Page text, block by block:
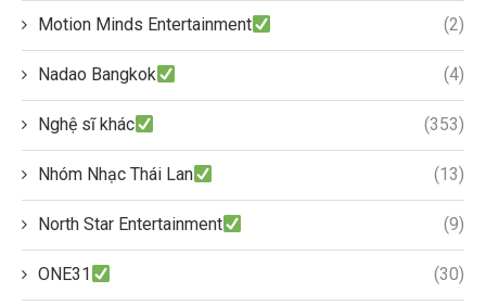
Motion Minds Entertainment (2)
Nadao Bangkok (4)
Nghệ sĩ khác (353)
Nhóm Nhạc Thái Lan (13)
North Star Entertainment (9)
ONE31 (30)